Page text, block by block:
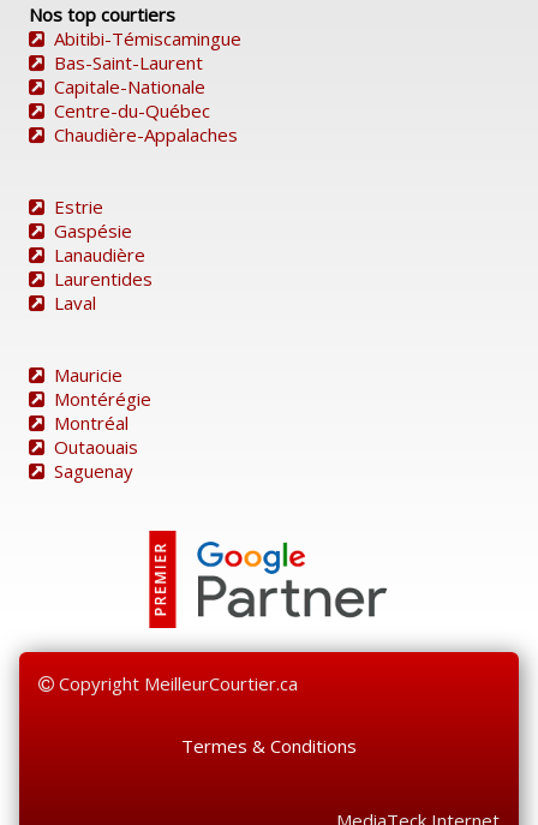
Nos top courtiers
Abitibi-Témiscamingue
Bas-Saint-Laurent
Capitale-Nationale
Centre-du-Québec
Chaudière-Appalaches
Estrie
Gaspésie
Lanaudière
Laurentides
Laval
Mauricie
Montérégie
Montréal
Outaouais
Saguenay
Copyright MeilleurCourtier.ca
Termes & Conditions
MediaTeck Internet